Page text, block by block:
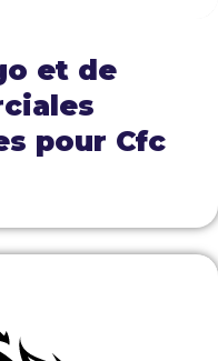
et de
pour Cfc